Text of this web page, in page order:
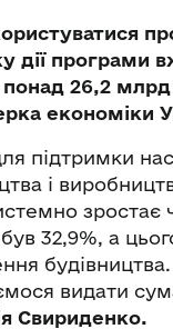
дії програми
26,2
економіки
підтримки
і
32,9%, а
видати
Свириденко.